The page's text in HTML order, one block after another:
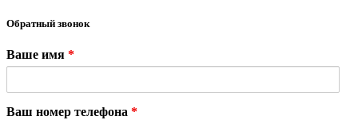
Обратный звонок
Ваше имя *
Ваш номер телефона *